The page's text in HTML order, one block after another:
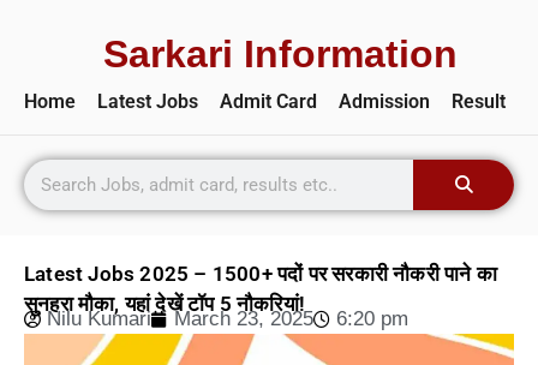
Sarkari Information
Home Latest Jobs Admit Card Admission Result
Latest Jobs 2025 – 1500+ पदों पर सरकारी नौकरी पाने का
सुनहरा मौका, यहां देखें टॉप 5 नौकरियां!
Nilu Kumari March 23, 2025 6:20 pm